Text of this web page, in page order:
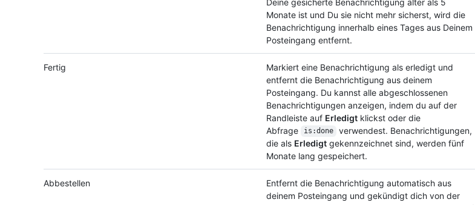
Monate ist und Du sie nicht mehr sicherst, wird die
Benachrichtigung innerhalb eines Tages aus Deinem
Posteingang entfernt.
Fertig
Markiert eine Benachrichtigung als erledigt und
entfernt die Benachrichtigung aus deinem
Posteingang. Du kannst alle abgeschlossenen
Benachrichtigungen anzeigen, indem du auf der
Randleiste auf Erledigt klickst oder die
Abfrage
is:done
verwendest. Benachrichtigungen,
die als Erledigt gekennzeichnet sind, werden fünf
Monate lang gespeichert.
Abbestellen
Entfernt die Benachrichtigung automatisch aus
deinem Posteingang und gekündigt dich von der